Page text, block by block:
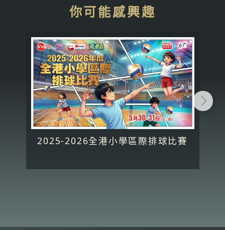
你可能感興趣
2025-2026全港小學區際排球比賽